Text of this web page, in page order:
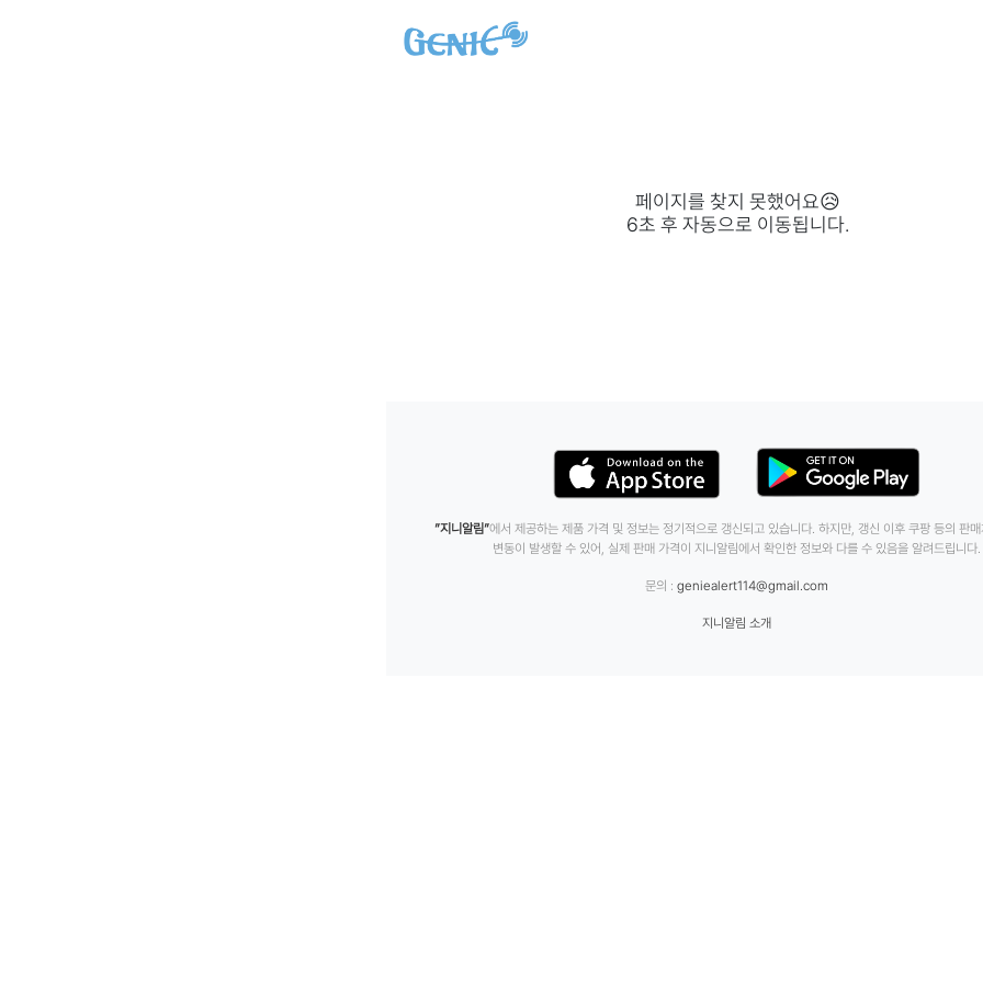
페이지를 찾지 못했어요😥
6초 후 자동으로 이동됩니다.
”지니알림”에서 제공하는 제품 가격 및 정보는 정기적으로 갱신되고 있습니다. 하지만, 갱신 이후 쿠팡 등의 판
변동이 발생할 수 있어, 실제 판매 가격이 지니알림에서 확인한 정보와 다를 수 있음을 알려드립니다.
문의 :geniealert114@gmail.com
지니알림 소개